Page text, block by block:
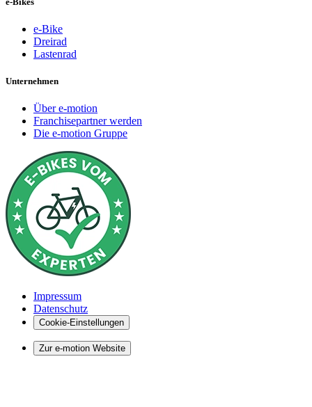
e-Bike
Dreirad
Lastenrad
Unternehmen
Über e-motion
Franchisepartner werden
Die e-motion Gruppe
Impressum
Datenschutz
Cookie-Einstellungen
Zur e-motion Website